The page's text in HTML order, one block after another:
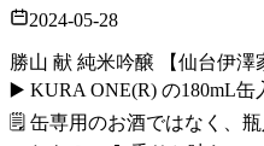
2024-05-28
勝山 献 純米吟醸 【仙台伊澤
▶️ KURA ONE(R) の180mL缶
🗒️ 缶専用のお酒ではなく、